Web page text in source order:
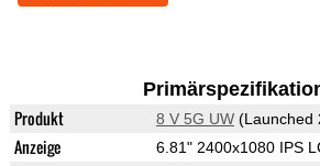
Produkt 8 V 5G UW(Launched
Anzeige 6.81" 2400x1080 IPS